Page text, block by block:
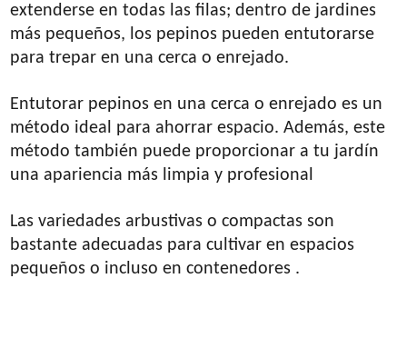
extenderse en todas las filas; dentro de jardines
más pequeños, los pepinos pueden entutorarse
para trepar en una cerca o enrejado.
Entutorar pepinos en una cerca o enrejado es un
método ideal para ahorrar espacio. Además, este
método también puede proporcionar a tu jardín
una apariencia más limpia y profesional
Las variedades arbustivas o compactas son
bastante adecuadas para cultivar en espacios
pequeños o incluso en contenedores .